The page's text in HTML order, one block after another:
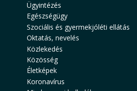
Ügyintézés
Egészségügy
Szociális és gyermekjóléti ellátás
Oktatás, nevelés
Közlekedés
Közösség
Életképek
Koronavírus